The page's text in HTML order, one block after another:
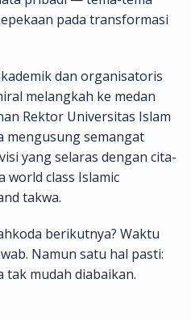
pada transformasi
dan organisatoris
melangkah ke medan
Rektor Universitas Islam
mengusung semangat
yang selaras dengan cita-
world class Islamic
takwa.
berikutnya? Waktu
Namun satu hal pasti:
tak mudah diabaikan.